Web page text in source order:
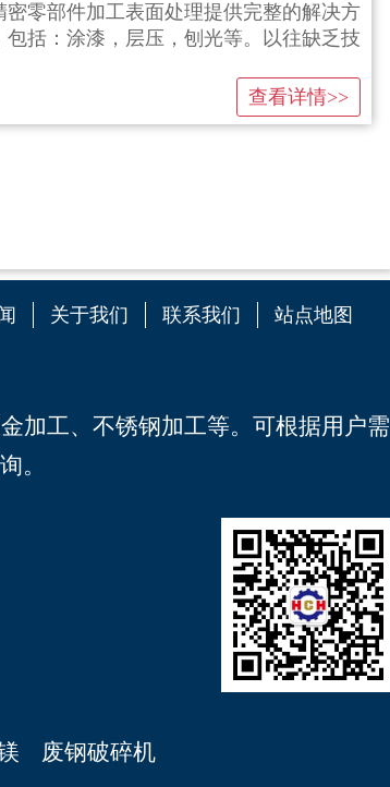
密零部件加工表面处理提供完整的解决方
包括：涂漆，层压，刨光等。以往缺乏技
查看详情>>
关于我们 联系我们 站点地图
加工、 不锈钢加工等。可根据用户需
。
废钢破碎机